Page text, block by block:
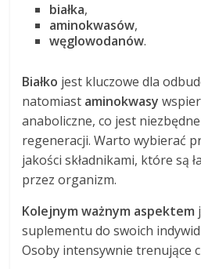
białka,
aminokwasów,
węglowodanów.
Białko jest kluczowe dla
natomiast aminokwasy
anaboliczne, co jest
regeneracji. Warto wybierać
jakości składnikami, które są
przez organizm.
Kolejnym ważnym aspektem
suplementu do swoich
Osoby intensywnie trenujące